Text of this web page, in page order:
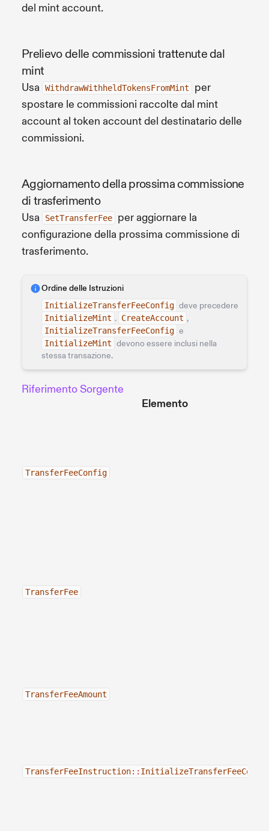
del mint account.
Prelievo delle commissioni trattenute dal
mint
Usa WithdrawWithheldTokensFromMint
per
spostare le commissioni raccolte dal mint
account al token account del destinatario delle
commissioni.
Aggiornamento della prossima commissione
di trasferimento
Usa SetTransferFee
per aggiornare la
configurazione della prossima commissione di
trasferimento.
Ordine delle Istruzioni
InitializeTransferFeeConfig deve precedere
InitializeMint . CreateAccount ,
InitializeTransferFeeConfig e
InitializeMint devono essere inclusi nella
stessa transazione.
Riferimento Sorgente
Elemento
TransferFeeConfig
TransferFee
TransferFeeAmount
TransferFeeInstruction::